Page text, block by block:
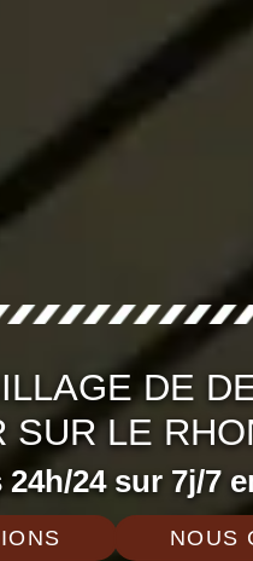
DE
SUR LE
24 sur 7j/7
NOUS